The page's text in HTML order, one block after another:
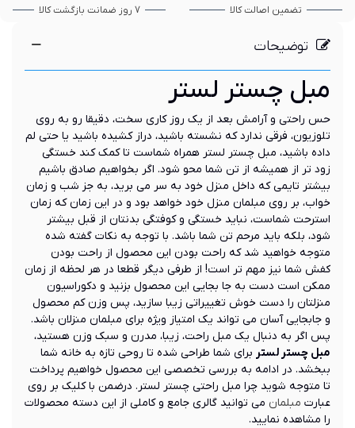
تضمین اصالت کالا 7 روز ضمانت بازگشت کالا
توضیحات
مبل چستر لستر
حس راحتی و آرامش بعد از یک روز کاری سخت، دقیقا رو به روی
تلوزیون، فرقی ندارد که نشسته باشید، دراز کشیده باشید یا حتی لم
داده باشید، مبل چستر لستر همراه شماست تا کمک کند خستگی
زود تر از همیشه از تن شما محو شود. اگر بخواهیم صادق باشیم
بیشتر تایمی که داخل منزل خود به سر می برید، به جز شب و زمان
خواب، بر روی مبلمان منزل خود خواهد بود و در این زمان که زمان
استرحت شماست، نباید خستگی و کوفتگی بدنتان از قبل بیشتر
شود، بلکه باید مرحم تن شما باشد. با توجه به نکات گفته شده
متوجه خواهید شد که راحت بودن این محصول از راحت بودن
کفش شما نیز مهم تر است! از طرفی دیگر قطعا در هر لحظه از زمان
ممکن است دست به جا بجایی این محصول بزنید و دکوراسیون
منزلتان را دست خوش تغییراتی زیبا سازید، پس وزن کم محصول
و جابجایی آسان می تواند یک امتیاز ویژه برای مبلمان منزلان باشد.
پس اگر به دنبال یک مبل راحت، زیبا، مدرن و سبک وزن هستید،
مبل چستر لستر برای شما طراحی شده تا روحی تازه به خانه شما
ببخشد. در ادامه به بررسی تخصصی این محصول خواهیم پرداخت
تا متوجه شوید چرا مبل راحتی چستر لستر. درضمن با کلیک بر روی
عبارت مبلمان می توانید گالری جامع و کاملی از این دسته محصولات
را مشاهده نمایید.